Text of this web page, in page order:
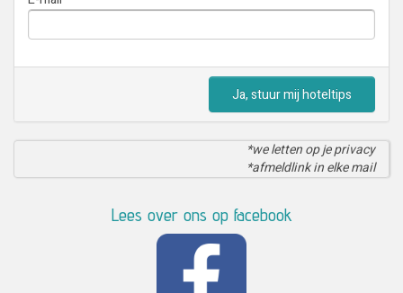
Ja, stuur mij hoteltips
*we letten op je privacy
*afmeldlink in elke mail
Lees over ons op facebook